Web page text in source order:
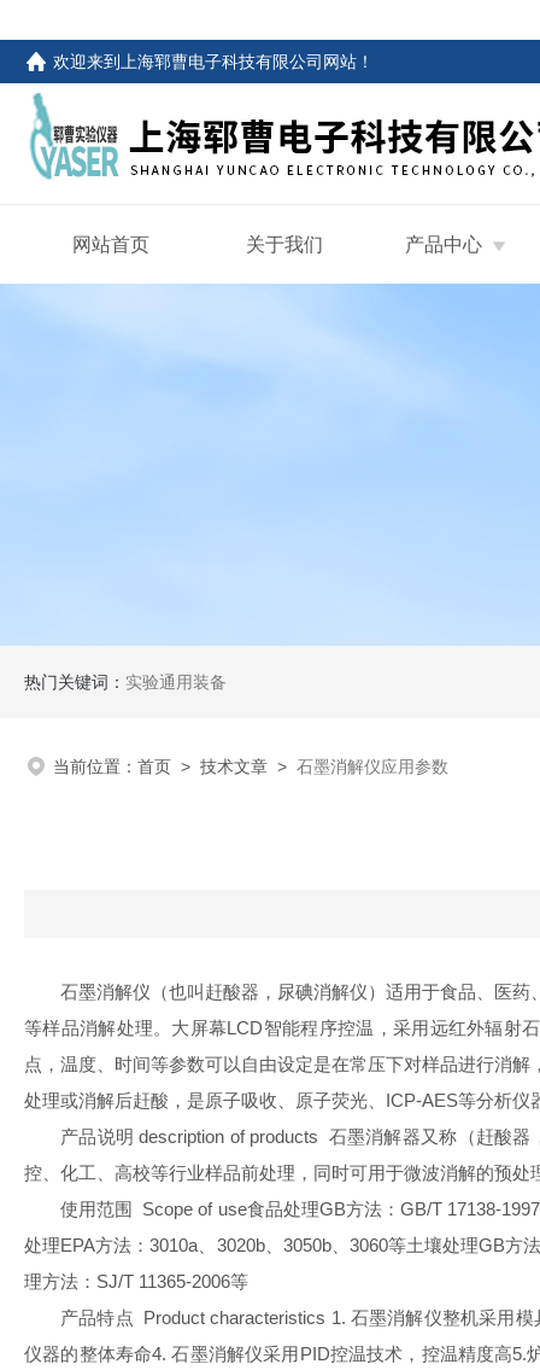
欢迎来到 上海郓曹电子科技有限公司网站 ！
网站首页 关于我们 产品中心
热门关键词： 实验通用装备
当前位置： 首页 > 技术文章 > 石墨消解仪应用参数
石墨消解仪（也叫赶酸器，尿碘消解仪）适用于食品、医
等样品消解处理。大屏幕LCD智能程序控温，采用远红外辐射
点，温度、时间等参数可以自由设定是在常压下对样品进行消
处理或消解后赶酸，是原子吸收、原子荧光、ICP-AES等分析仪
产品说明 description of products 石墨消解器又称（赶酸
控、化工、高校等行业样品前处理，同时可用于微波消解的预
使用范围 Scope of use食品处理GB方法：GB/T 17138-
处理EPA方法：3010a、3020b、3050b、3060等土壤处理GB方
理方法：SJ/T 11365-2006等
产品特点 Product characteristics 1. 石墨消解仪整机采用
仪器的整体寿命4. 石墨消解仪采用PID控温技术，控温精度高